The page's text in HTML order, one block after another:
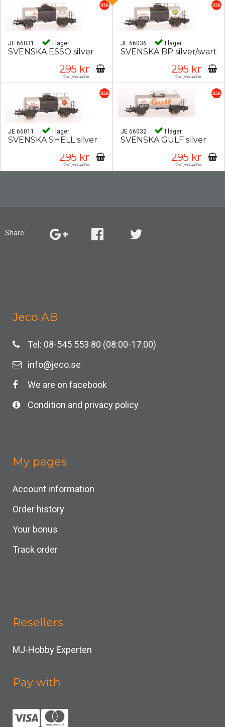
JE 66031 I lager
SVENSKA ESSO silver
295 kr
Ord. pris 445 kr
JE 66036 I lager
SVENSKA BP silver/svart
295 kr
Ord. pris 445 kr
JE 66011 I lager
SVENSKA SHELL silver
295 kr
Ord. pris 445 kr
JE 66032 I lager
SVENSKA GULF silver
295 kr
Ord. pris 445 kr
Share:
Jeco AB
Tel: 08-545 553 80 (08:00-17:00)
info@jeco.se
We are on facebook
Condition and privacy policy
My pages
Account information
Order history
Your bonus
Track order
Resellers
MJ-Hobby Experten
Pay with